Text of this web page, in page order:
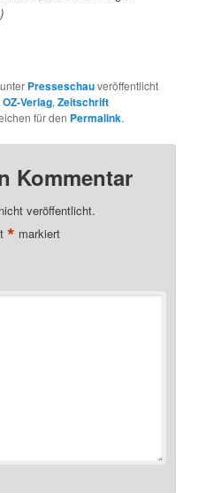
unter Presseschauveröffentlicht
OZ-Verlag,Zeitschrift
für den Permalink.
Kommentar
veröffentlicht.
* markiert